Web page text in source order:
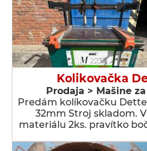
Kolikovačka
Prodaja > Мašine
Predám kolíkovačku
32mm Stroj skladom.
materiálu 2ks. pravítko